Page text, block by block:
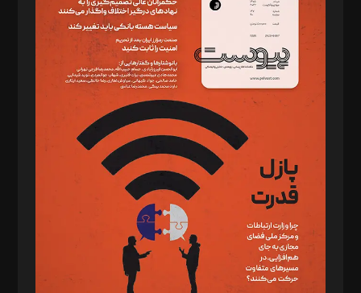
دبیر تحریریه: میثم قاسمی
د‌بیر ناداستان: سمانه سمیع
د‌بیر خدمت و تجارت: ابوالفضل رجبی
د‌بیر حقوق فناوری: حسام‌الدین ایپکچی
د‌بیر پیوست جهان: مینا پاکدل
د‌بیر تحریریه آنلاین: بابک نقاش
تحریریه‌: مجتبی محمود‌ی، آرش برهمند، یسنا امان‌پور، سروش کرمیان،
مصطفی مسجدی آرانی، ابوالفضل رجبی، زهرا فکرانه، فائزه فتحی
رستمی،مصطفی باستان
ویرایش: نگار استاد‌‌آقا
طراح یونیفرم: مجید توکلی
فیلمبرداری و عکاسی: امیر شفیعی، مانی لطفی زاده
گرافیک و صفحه‌آرایی: سید‌سبحان‌علی ثابت